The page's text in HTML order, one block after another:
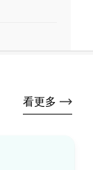
看更多